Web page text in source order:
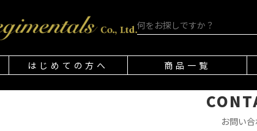
はじめての方へ 商品一覧
お問い